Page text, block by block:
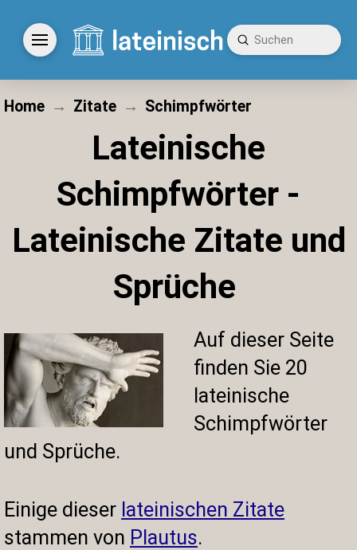
Search
Submit
Home → Zitate → Schimpfwörter
Lateinische
Schimpfwörter -
Lateinische Zitate und
Sprüche
Auf dieser Seite
finden Sie 20
lateinische
Schimpfwörter
und Sprüche.
Einige dieser lateinischen Zitate
stammen von Plautus.